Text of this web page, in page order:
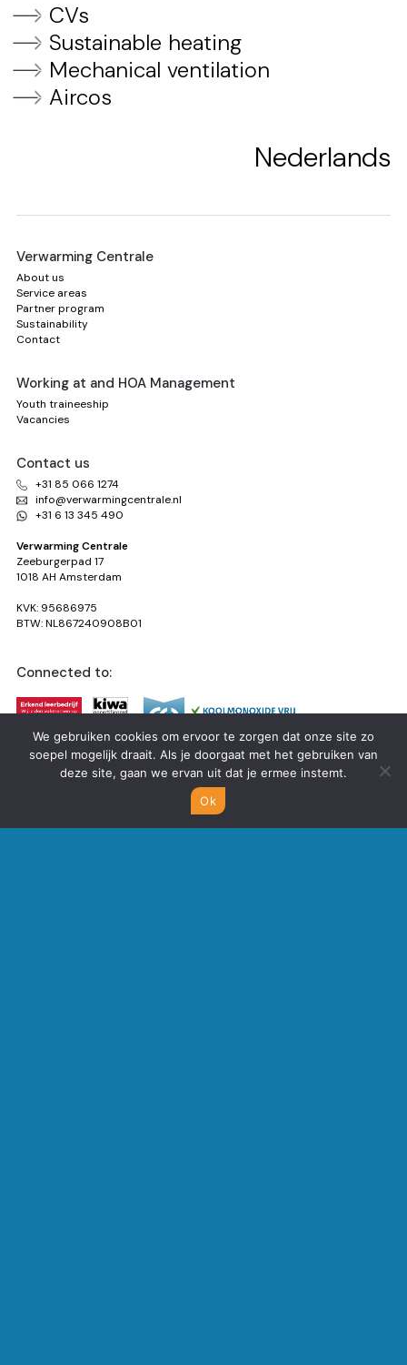
CVs
Sustainable heating
Mechanical ventilation
Aircos
Nederlands
Verwarming Centrale
About us
Service areas
Partner program
Sustainability
Contact
Working at and HOA Management
Youth traineeship
Vacancies
Contact us
+31 85 066 1274
info@verwarmingcentrale.nl
+31 6 13 345 490
Verwarming Centrale
Zeeburgerpad 17
1018 AH Amsterdam
KVK: 95686975
BTW: NL867240908B01
Connected to:
We gebruiken cookies om ervoor te zorgen dat onze site zo
soepel mogelijk draait. Als je doorgaat met het gebruiken van
deze site, gaan we ervan uit dat je ermee instemt.
Ok